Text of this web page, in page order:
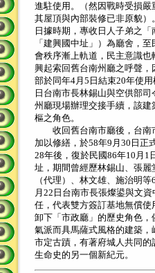
進駐使用。（然因戰時受損嚴
其屋頂與內部裝修已非原貌）
日據時期，專收日人子弟之
「建興國中址」）為廳舍，
會秩序漸上軌道，民主意識也
興起索回舊台南州廳之呼聲，
部於同年4月5日結束20年使
日台南市長林錫山與空供部
州廳現場辦理交接手續，該建
樞之角色。
收回舊台南市廳後，台南
加以修繕，於58年9月30日正
28年後，復於民國86年10月1
址，期間曾經歷林錫山、張麗
（代理）、林文雄、施治明
月22日台南市長張燦鍙與文
任，代表雙方簽訂基地無償使
卸下「市政廳」的歷史角色，
氣派而具馬薩式風格的建築，
市定古蹟，有著府城人共同的
生命史的另一個新紀元。